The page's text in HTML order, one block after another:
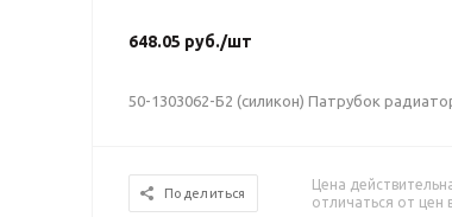
648.05 руб./шт
50-1303062-Б2 (силикон) Патрубок
Поделиться
Цена
отличаться от цен